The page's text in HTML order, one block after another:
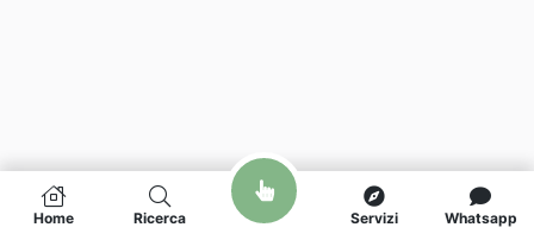
Home Ricerca Servizi Whatsapp